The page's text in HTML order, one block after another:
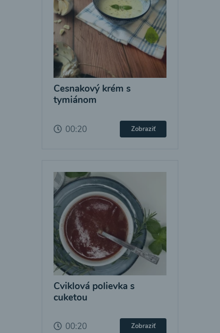
Cesnakový krém s
tymiánom
00:20 Zobraziť
Cviklová polievka s
cuketou
00:20 Zobraziť